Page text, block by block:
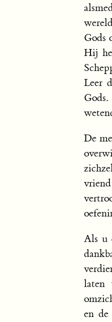
Gods
Hij
Leer
De
Als u
laten
en